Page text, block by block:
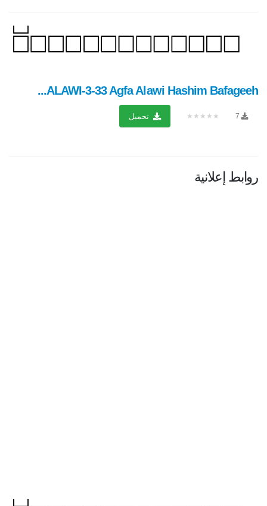
ALAWI-3-33 Agfa Alawi Hashim Bafageeh...
7
★★★★★ تحميل
روابط إعلانية